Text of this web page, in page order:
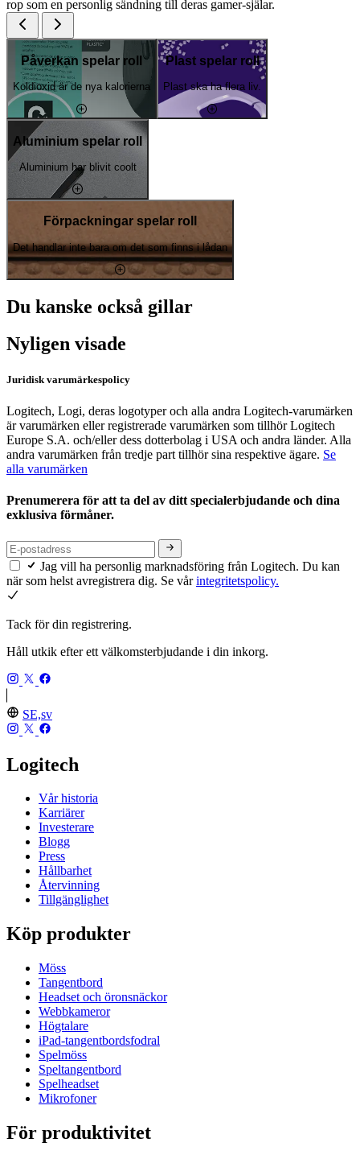
rop som en personlig sändning till deras gamer-själar.
Påverkan spelar roll
Koldioxid är de nya kalorierna
Plast spelar roll
Plast ska ha flera liv.
Aluminium spelar roll
Aluminium har blivit coolt
Förpackningar spelar roll
Det handlar inte bara om det som finns i lådan
Du kanske också gillar
Nyligen visade
Juridisk varumärkespolicy
Logitech, Logi, deras logotyper och alla andra Logitech-varumärken
är varumärken eller registrerade varumärken som tillhör Logitech
Europe S.A. och/eller dess dotterbolag i USA och andra länder. Alla
andra varumärken från tredje part tillhör sina respektive ägare. Se
alla varumärken
Prenumerera för att ta del av ditt specialerbjudande och dina
exklusiva förmåner.
Jag vill ha personlig marknadsföring från Logitech. Du kan
när som helst avregistrera dig. Se vårintegritetspolicy.
Tack för din registrering.
Håll utkik efter ett välkomsterbjudande i din inkorg.
SE,sv
Logitech
Vår historia
Karriärer
Investerare
Blogg
Press
Hållbarhet
Återvinning
Tillgänglighet
Köp produkter
Möss
Tangentbord
Headset och öronsnäckor
Webbkameror
Högtalare
iPad-tangentbordsfodral
Spelmöss
Speltangentbord
Spelheadset
Mikrofoner
För produktivitet